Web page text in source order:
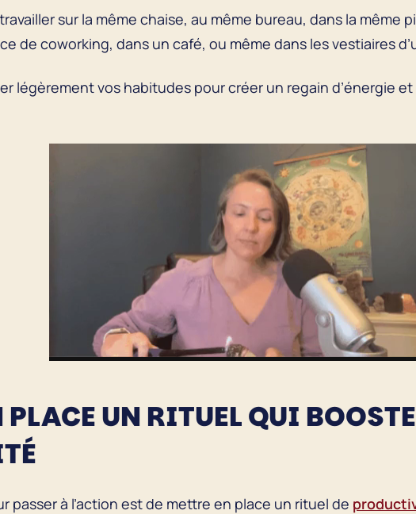
sur la même chaise, au même bureau, dans la même
de coworking, dans un café, ou même dans les vestiaires
légèrement vos habitudes pour créer un regain d’énergie
PLACE UN RITUEL QUI
passer à l’action est de mettre en place un rituel de